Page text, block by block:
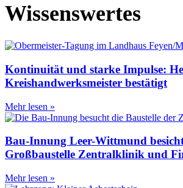
Wissenswertes
Kontinuität und starke Impulse:
Kreishandwerksmeister bestätigt
Mehr lesen »
Bau-Innung Leer-Wittmund
Großbaustelle Zentralklinik und
Mehr lesen »